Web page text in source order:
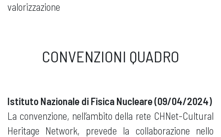
valorizzazione
CONVENZIONI QUADRO
Istituto Nazionale di Fisica Nucleare (09/04/2024)
La convenzione, nell’ambito della rete CHNet-Cultural
Heritage Network, prevede la collaborazione nello